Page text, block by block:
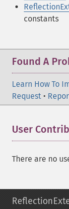
constants
Found A
Learn How To
Request •
User
There are no